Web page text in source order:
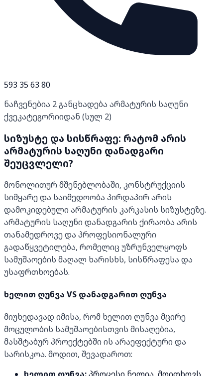
593 35 63 80
ნაჩვენებია 2განცხადება არმატურის საღუნი
ქვეკატეგორიიდან (სულ 2)
სიზუსტე და სისწრაფე: რატომ არის
არმატურის საღუნი დანადგარი
შეუცვლელი?
მონოლითურ მშენებლობაში, კონსტრუქციის
სიმყარე და საიმედოობა პირდაპირ არის
დამოკიდებული არმატურის კარკასის სიზუსტეზე.
არმატურის საღუნი დანადგარის ქირაობა არის
თანამედროვე და პროფესიონალური
გადაწყვეტილება, რომელიც უზრუნველყოფს
სამუშაოების მაღალ ხარისხს, სისწრაფესა და
უსაფრთხოებას.
ხელით ღუნვა VS დანადგარით ღუნვა
მიუხედავად იმისა, რომ ხელით ღუნვა მცირე
მოცულობის სამუშაოებისთვის მისაღებია,
მასშტაბურ პროექტებში ის არაეფექტური და
სარისკოა. მოდით, შევადაროთ: